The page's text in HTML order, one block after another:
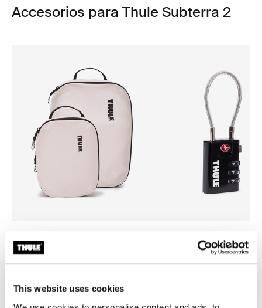
This website uses cookies
Accesorios para Thule Subterra 2
juego de bolsas de compresión
candado TSA de cable